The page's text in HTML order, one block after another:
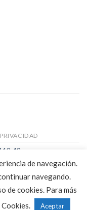
12 43
de navegación.
navegando.
de cookies. Para más
Aceptar